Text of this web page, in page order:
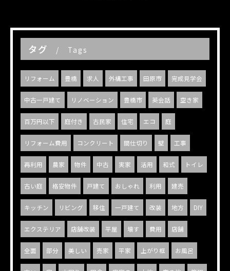
タグ Tags
リフォーム 豊橋 求人 外構工事 田原市 完成見学会
中古一戸建て リノベーション 豊橋市 英会話 空き家
百万円以下 庭付き 古民家 住宅 エコ 庭
リフォーム費用 コンクリート 間仕切り 壁 工事
再利用 農家 物件 中古 実家 活用 和式 トイレ
古い庭 格安物件 戸建て おしゃれ 利用 建売
キッチン リビング 移住 一戸建て 改装 地方 DIY
エクステリア 店舗改装 平屋 壊す 費用 店舗
全面 部分 美しい 売家 平家 上がり框 お風呂